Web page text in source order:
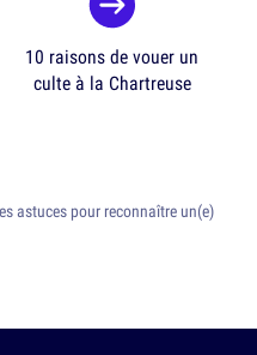
10 raisons de vouer un
culte à la Chartreuse
astuces pour reconnaître un(e)